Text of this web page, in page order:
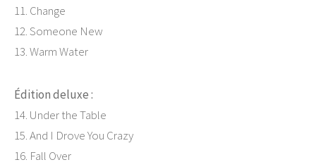
11. Change
12. Someone New
13. Warm Water
Édition deluxe :
14. Under the Table
15. And I Drove You Crazy
16. Fall Over